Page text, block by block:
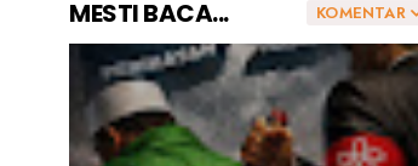
KOMENTAR
MESTI BACA...